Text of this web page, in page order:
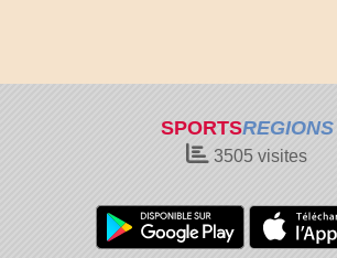
SPORTSREGIONS
3505 visites